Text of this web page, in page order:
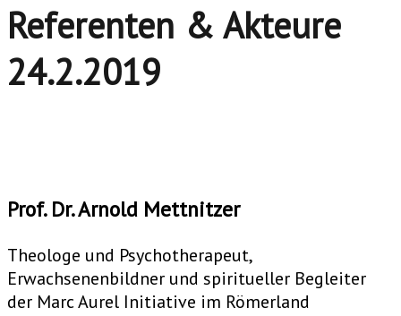
Referenten & Akteure
24.2.2019
Prof. Dr. Arnold Mettnitzer
Theologe und Psychotherapeut,
Erwachsenenbildner und spiritueller Begleiter
der Marc Aurel Initiative im Römerland